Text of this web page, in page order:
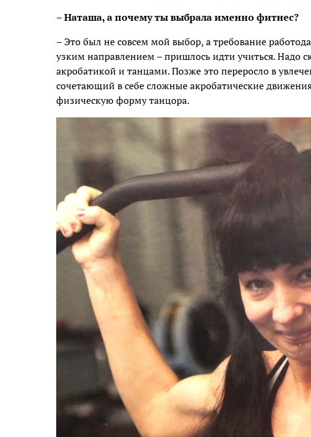
– Наташа, а почему ты выбрала именно фитнес?
– Это был не совсем мой выбор, а требование
узким направлением – пришлось идти учиться. Надо
акробатикой и танцами. Позже это переросло в
сочетающий в себе сложные акробатические
физическую форму танцора.